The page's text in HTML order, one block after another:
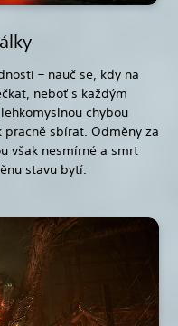
– nauč se, kdy na
neboť s každým
chybou
sbírat. Odměny za
však nesmírné a smrt
stavu bytí.